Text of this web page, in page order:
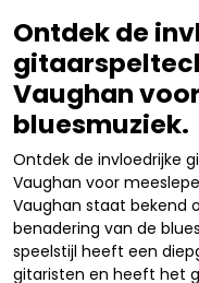
Ontdek de
Vaughan
bluesmuziek.
Ontdek de invloedrijke
Vaughan voor
Vaughan staat bekend
benadering van de
speelstijl heeft een
gitaristen en heeft het